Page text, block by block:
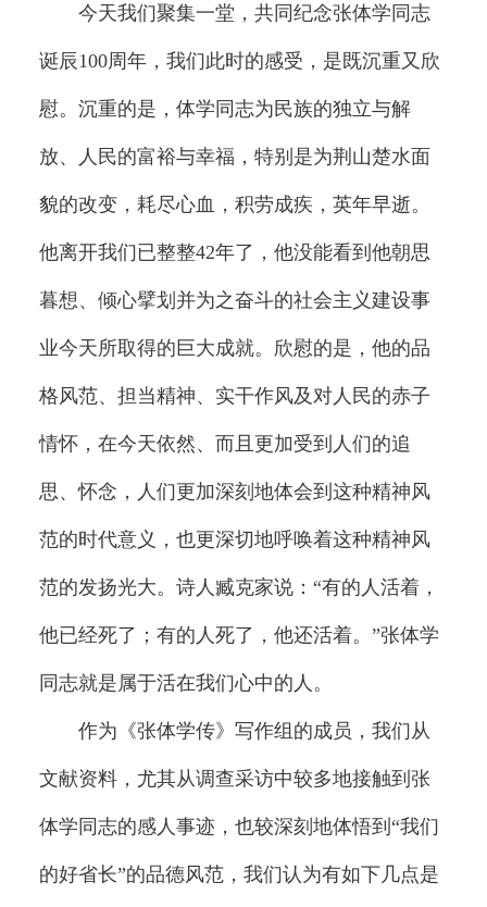
今天我们聚集一堂，共同纪念张体学同志
诞辰100周年，我们此时的感受，是既沉重又欣
慰。沉重的是，体学同志为民族的独立与解
放、人民的富裕与幸福，特别是为荆山楚水面
貌的改变，耗尽心血，积劳成疾，英年早逝。
他离开我们已整整42年了，他没能看到他朝思
暮想、倾心擘划并为之奋斗的社会主义建设事
业今天所取得的巨大成就。欣慰的是，他的品
格风范、担当精神、实干作风及对人民的赤子
情怀，在今天依然、而且更加受到人们的追
思、怀念，人们更加深刻地体会到这种精神风
范的时代意义，也更深切地呼唤着这种精神风
范的发扬光大。诗人臧克家说：“有的人活着，
他已经死了；有的人死了，他还活着。”张体学
同志就是属于活在我们心中的人。
作为《张体学传》写作组的成员，我们从
文献资料，尤其从调查采访中较多地接触到张
体学同志的感人事迹，也较深刻地体悟到“我们
的好省长”的品德风范，我们认为有如下几点是